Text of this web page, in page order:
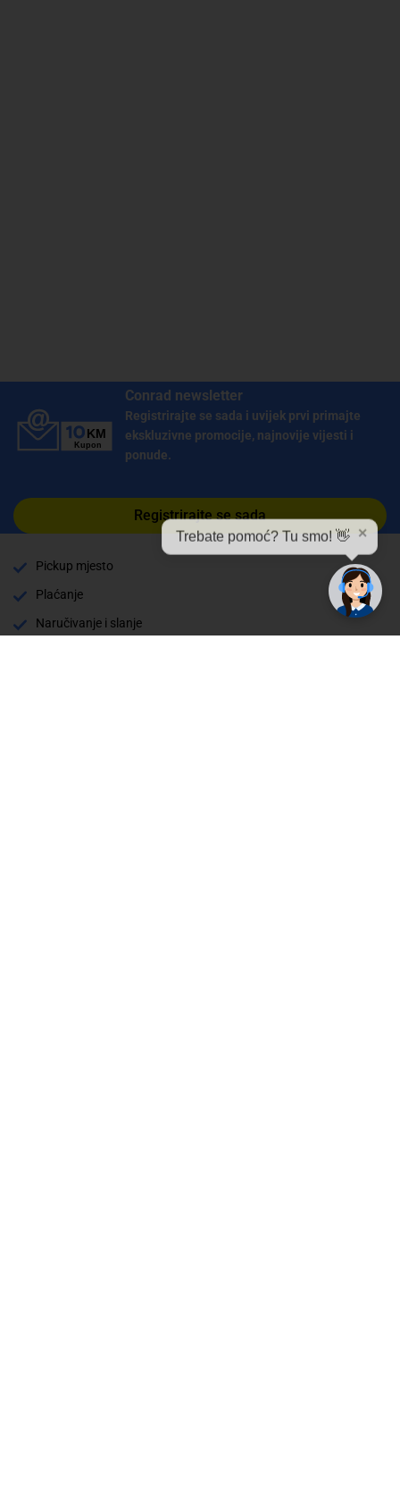
Conrad newsletter
Registrirajte se sada i uvijek prvi primajte
ekskluzivne promocije, najnovije vijesti i
ponude.
Registrirajte se sada
Pickup mjesto
Plaćanje
Naručivanje i slanje
Trebate pomoć? Tu smo! 👋 ✕